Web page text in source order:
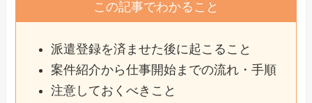
この記事でわかること
派遣登録を済ませた後に起こること
案件紹介から仕事開始までの流れ・手順
注意しておくべきこと